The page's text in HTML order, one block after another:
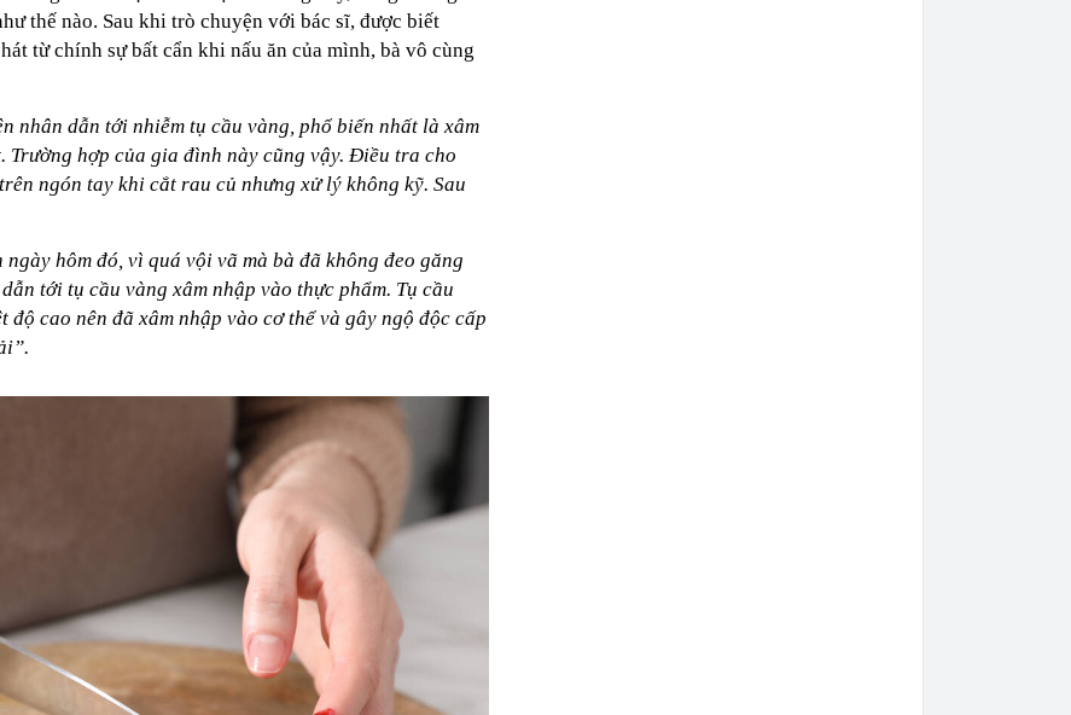
thế nào. Sau khi trò chuyện với bác sĩ, được biết
từ chính sự bất cẩn khi nấu ăn của mình, bà vô cùng
nhân dẫn tới nhiễm tụ cầu vàng, phổ biến nhất là xâm
Trường hợp của gia đình này cũng vậy. Điều tra cho
ngón tay khi cắt rau củ nhưng xử lý không kỹ. Sau
hôm đó, vì quá vội vã mà bà đã không đeo găng
tới tụ cầu vàng xâm nhập vào thực phẩm. Tụ cầu
cao nên đã xâm nhập vào cơ thể và gây ngộ độc cấp